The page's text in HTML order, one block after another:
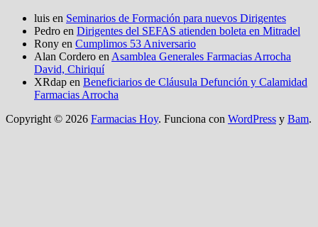
luis en Seminarios de Formación para nuevos Dirigentes
Pedro en Dirigentes del SEFAS atienden boleta en Mitradel
Rony en Cumplimos 53 Aniversario
Alan Cordero en Asamblea Generales Farmacias Arrocha
David, Chiriquí
XRdap en Beneficiarios de Cláusula Defunción y Calamidad
Farmacias Arrocha
Copyright © 2026 Farmacias Hoy. Funciona con WordPress y Bam.